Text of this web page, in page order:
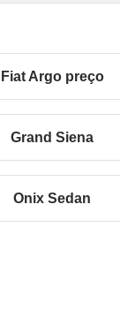
Fiat Argo preço
Grand Siena
Onix Sedan